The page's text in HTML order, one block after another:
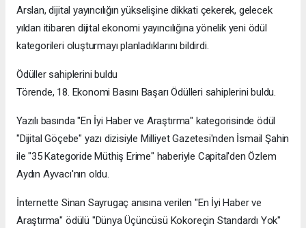
Arslan, dijital yayıncılığın yükselişine dikkati çekerek, gelecek
yıldan itibaren dijital ekonomi yayıncılığına yönelik yeni ödül
kategorileri oluşturmayı planladıklarını bildirdi.
Ödüller sahiplerini buldu
Törende, 18. Ekonomi Basını Başarı Ödülleri sahiplerini buldu.
Yazılı basında "En İyi Haber ve Araştırma" kategorisinde ödül
"Dijital Göçebe" yazı dizisiyle Milliyet Gazetesi'nden İsmail Şahin
ile "35 Kategoride Müthiş Erime" haberiyle Capital'den Özlem
Aydın Ayvacı'nın oldu.
İnternette Sinan Sayrugaç anısına verilen "En İyi Haber ve
Araştırma" ödülü "Dünya Üçüncüsü Kokoreçin Standardı Yok"